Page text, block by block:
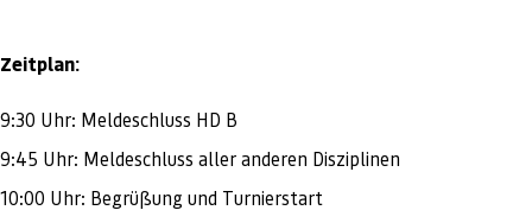
Zeitplan:
9:30 Uhr: Meldeschluss HD B
9:45 Uhr: Meldeschluss aller anderen Disziplinen
10:00 Uhr: Begrüßung und Turnierstart